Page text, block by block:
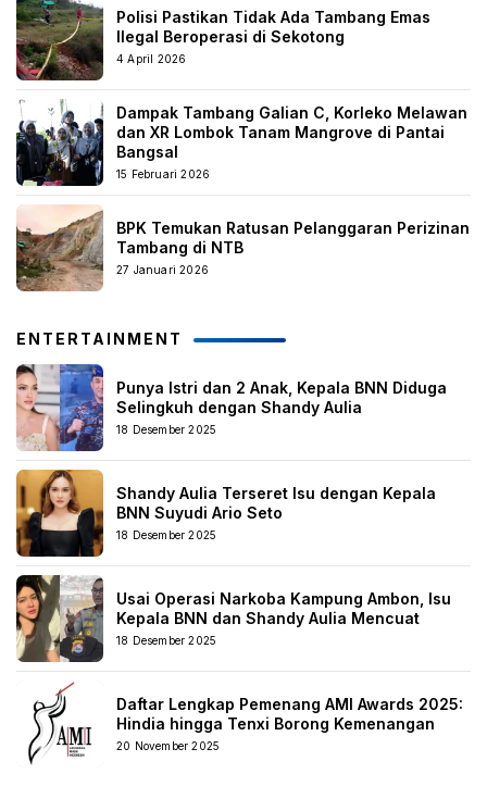
Polisi Pastikan Tidak Ada Tambang Emas
Ilegal Beroperasi di Sekotong
4 April 2026
Dampak Tambang Galian C, Korleko Melawan
dan XR Lombok Tanam Mangrove di Pantai
Bangsal
15 Februari 2026
BPK Temukan Ratusan Pelanggaran Perizinan
Tambang di NTB
27 Januari 2026
ENTERTAINMENT
Punya Istri dan 2 Anak, Kepala BNN Diduga
Selingkuh dengan Shandy Aulia
18 Desember 2025
Shandy Aulia Terseret Isu dengan Kepala
BNN Suyudi Ario Seto
18 Desember 2025
Usai Operasi Narkoba Kampung Ambon, Isu
Kepala BNN dan Shandy Aulia Mencuat
18 Desember 2025
Daftar Lengkap Pemenang AMI Awards 2025:
Hindia hingga Tenxi Borong Kemenangan
20 November 2025